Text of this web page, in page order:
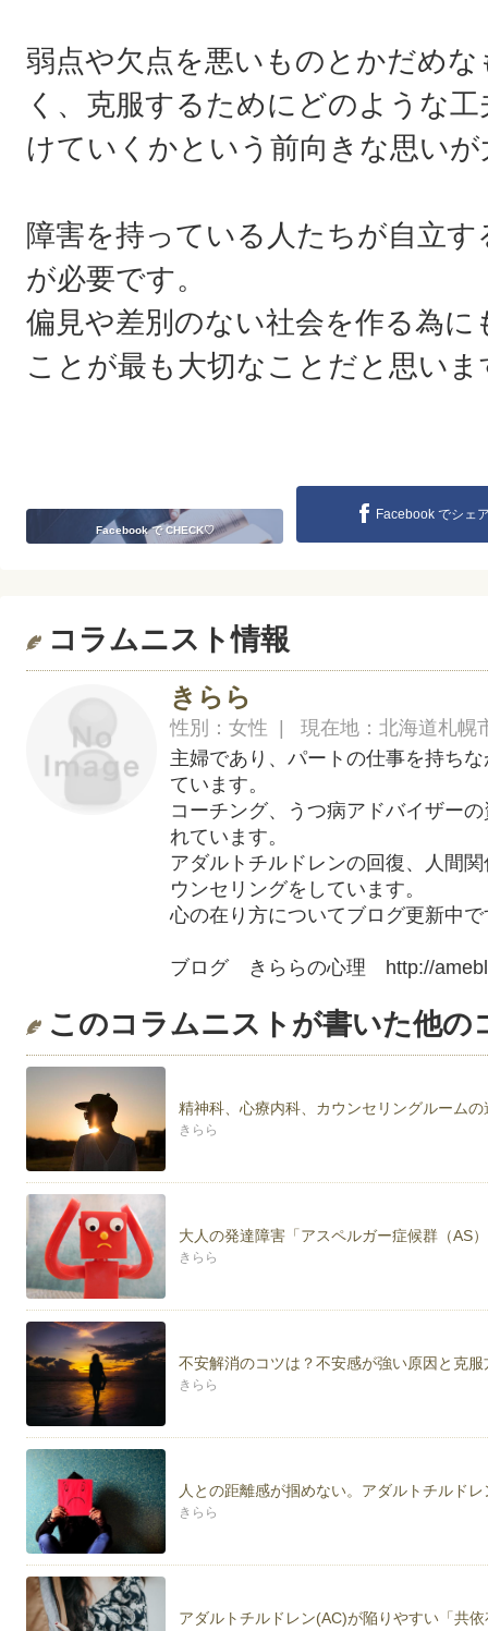
弱点や欠点を悪いものとかだめ
く、克服するためにどのような
けていくかという前向きな思い
障害を持っている人たちが自立
が必要です。
偏見や差別のない社会を作る為
ことが最も大切なことだと思いま
Facebook で CHECK♡
Facebook でシェ
コラムニスト情報
きらら
性別：女性 | 現在地：北海道札
主婦であり、パートの仕事を持ち
ています。
コーチング、うつ病アドバイザー
れています。
アダルトチルドレンの回復、人間
ウンセリングをしています。
心の在り方についてブログ更新中で
ブログ きららの心理 http://
このコラムニストが書いた他の
精神科、心療内科、カウンセリングルーム
きらら
大人の発達障害「アスペルガー症候群（AS
きらら
不安解消のコツは？不安感が強い原因と克
きらら
人との距離感が掴めない。アダルトチルド
きらら
アダルトチルドレン(AC)が陥りやすい「共